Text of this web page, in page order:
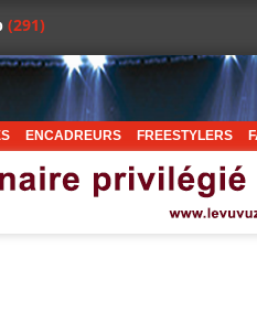
(291)
ENCADREURS FREESTYLERS